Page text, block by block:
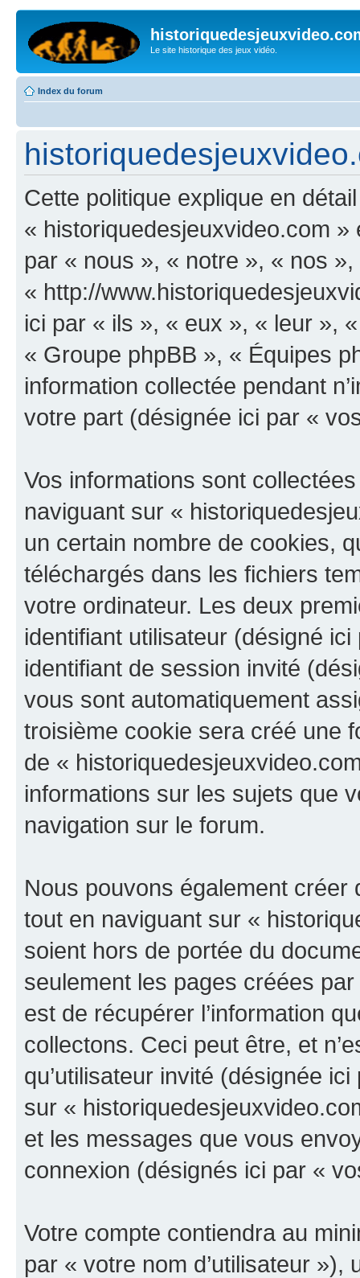
Le site historique des jeux vidéo.
Index du forum
Cette politique explique en
« historiquedesjeuxvideo.com
par « nous », « notre », « nos
« http://
ici par « ils », « eux », « leur »,
« Groupe phpBB », « Équipes
information collectée pendant
votre part (désignée ici par «
Vos informations sont
naviguant sur «
un certain nombre de cookies,
téléchargés dans les fichiers
votre ordinateur. Les deux
identifiant utilisateur (désigné
identifiant de session invité
vous sont automatiquement
troisième cookie sera créé une
de «
informations sur les sujets que
navigation sur le forum.
Nous pouvons également
tout en naviguant sur «
soient hors de portée du
seulement les pages créées
est de récupérer l’information
collectons. Ceci peut être, et
qu’utilisateur invité (désignée
sur «
et les messages que vous
connexion (désignés ici par «
Votre compte contiendra au
par « votre nom d’utilisateur